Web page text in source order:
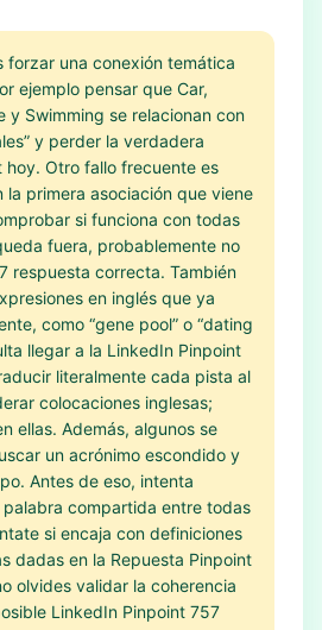
forzar una conexión temática
ejemplo pensar que Car,
y Swimming se relacionan con
y perder la verdadera
hoy. Otro fallo frecuente es
la primera asociación que viene
si funciona con todas
fuera, probablemente no
respuesta correcta. También
en inglés que ya
como “gene pool” o “dating
llegar a la LinkedIn Pinpoint
literalmente cada pista al
colocaciones inglesas;
ellas. Además, algunos se
un acrónimo escondido y
Antes de eso, intenta
compartida entre todas
si encaja con definiciones
dadas en la Repuesta Pinpoint
olvides validar la coherencia
LinkedIn Pinpoint 757